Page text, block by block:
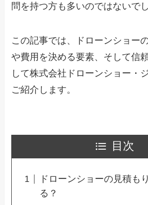
問を持つ方も多いのではないで
この記事では、ドローンショー
や費用を決める要素、そして信
して株式会社ドローンショー・
ご紹介します。
目次
ドローンショーの見積も
る？